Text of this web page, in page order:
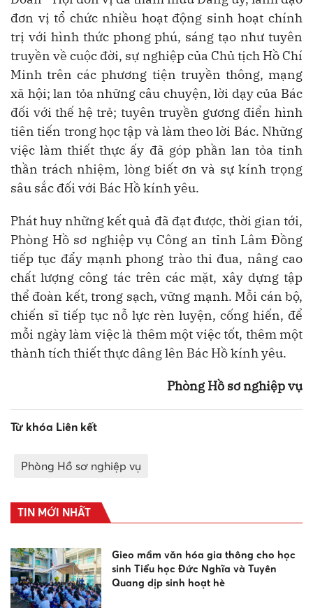
đơn vị tổ chức nhiều hoạt động sinh hoạt chính
trị với hình thức phong phú, sáng tạo như tuyên
truyền về cuộc đời, sự nghiệp của Chủ tịch Hồ Chí
Minh trên các phương tiện truyền thông, mạng
xã hội; lan tỏa những câu chuyện, lời dạy của Bác
đối với thế hệ trẻ; tuyên truyền gương điển hình
tiên tiến trong học tập và làm theo lời Bác. Những
việc làm thiết thực ấy đã góp phần lan tỏa tinh
thần trách nhiệm, lòng biết ơn và sự kính trọng
sâu sắc đối với Bác Hồ kính yêu.
Phát huy những kết quả đã đạt được, thời gian tới,
Phòng Hồ sơ nghiệp vụ Công an tỉnh Lâm Đồng
tiếp tục đẩy mạnh phong trào thi đua, nâng cao
chất lượng công tác trên các mặt, xây dựng tập
thể đoàn kết, trong sạch, vững mạnh. Mỗi cán bộ,
chiến sĩ tiếp tục nỗ lực rèn luyện, cống hiến, để
mỗi ngày làm việc là thêm một việc tốt, thêm một
thành tích thiết thực dâng lên Bác Hồ kính yêu.
Phòng Hồ sơ nghiệp vụ
Từ khóa Liên kết
Phòng Hồ sơ nghiệp vụ
TIN MỚI NHẤT
Gieo mầm văn hóa gia thông cho học
sinh Tiểu học Đức Nghĩa và Tuyên
Quang dịp sinh hoạt hè